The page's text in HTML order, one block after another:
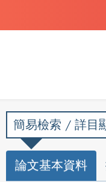
簡易檢索 / 詳目
論文基本資料